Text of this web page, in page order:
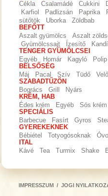
Cékla
Csalamádé Cukkini
Karfiol
Padlizsán Paprika
sütőtök
Uborka
Zöldbab
BEFŐTT
Aszalt gyümölcs
Aszalt
Gyümölcssajt
Ízesítő
TENGER GYÜMÖLCSEI
Egyéb
Homár Kagyló
Polip
BELSŐSÉG
Máj
Pacal Szív Tüdő
Velő
SZABADTŰZÖN
Bogrács
Grill
Nyárs
KRÉM, HAB
Édes krém
Egyéb
Sós krém
SPECIÁLIS
Barbecue
Fasírt Gyros
GYEREKEKNEK
Bébiétel
Totyogósoknak
ITAL
Kávé
Tea Turmix Shake
IMPRESSZUM / JOGI